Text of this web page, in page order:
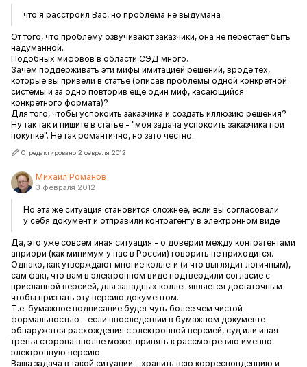
что я расстроил Вас, но проблема не выдумана
От того, что проблему озвучивают заказчики, она не перестает быть
надуманной.
Подобных мифовов в области СЭД много.
Зачем поддерживать эти мифы имитацией решений, вроде тех,
которые вы привели в статье (описав проблемы одной конкретной
системы и за одно повторив еще один миф, касающийся
конкретного формата)?
Для того, чтобы успокоить заказчика и создать иллюзию решения?
Ну так так и пишите в статье - "моя задача успокоить заказчика при
покупке". Не так романтично, но зато честно.
Отредактировано 2 февраля 2012
Михаил Романов
3 февраля 2012
Но эта же ситуация становится сложнее, если вы согласовали
у себя документ и отправили контрагенту в электронном виде
Да, это уже совсем иная ситуация - о доверии между контрагентами
априори (как минимум у нас в России) говорить не приходится.
Однако, как утверждают многие коллеги (и что выглядит логичным),
сам факт, что вам в электронном виде подтвердили согласие с
присланной версией, для западных коллег является достаточным
чтобы признать эту версию документом.
Т.е. бумажное подписание будет чуть более чем чистой
формальностью - если впоследствии в бумажном документе
обнаружатся расхождения с электронной версией, суд или иная
третья сторона вполне может принять к рассмотрению именно
электронную версию.
Ваша задача в такой ситуации - хранить всю корреспонденцию и